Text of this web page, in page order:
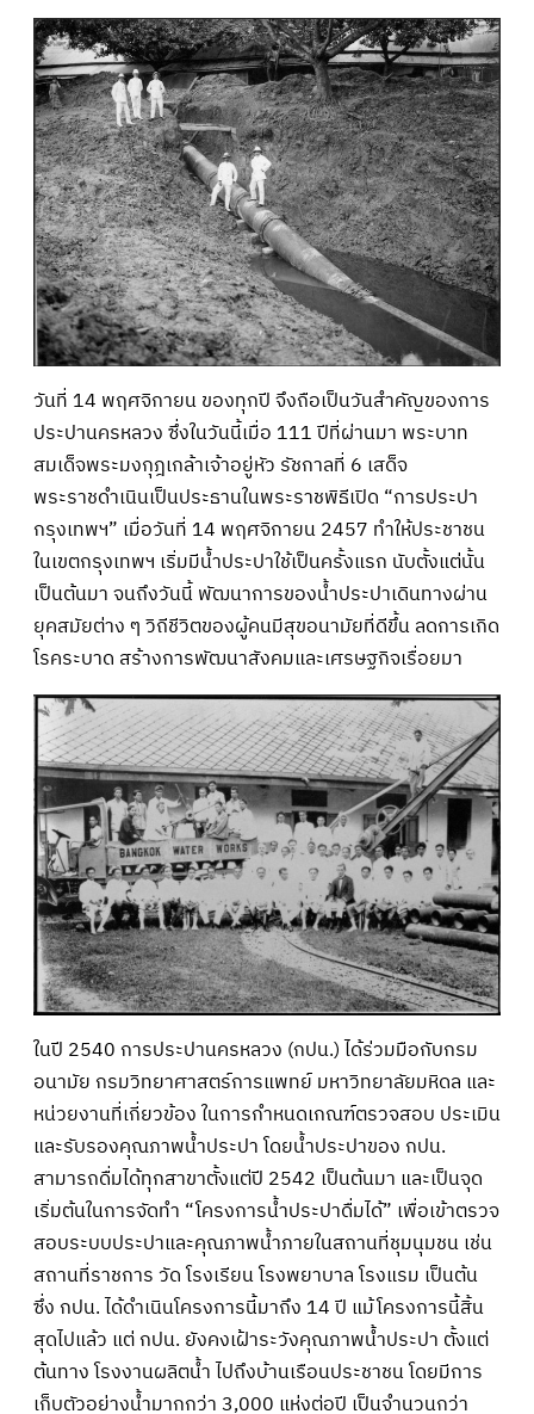
วันที่ 14 พฤศจิกายน ของทุกปี จึงถือเป็นวันสำคัญของการ
ประปานครหลวง ซึ่งในวันนี้เมื่อ 111 ปีที่ผ่านมา พระบาท
สมเด็จพระมงกุฎเกล้าเจ้าอยู่หัว รัชกาลที่ 6 เสด็จ
พระราชดำเนินเป็นประธานในพระราชพิธีเปิด “การประปา
กรุงเทพฯ” เมื่อวันที่ 14 พฤศจิกายน 2457 ทำให้ประชาชน
ในเขตกรุงเทพฯ เริ่มมีน้ำประปาใช้เป็นครั้งแรก นับตั้งแต่นั้น
เป็นต้นมา จนถึงวันนี้ พัฒนาการของน้ำประปาเดินทางผ่าน
ยุคสมัยต่าง ๆ วิถีชีวิตของผู้คนมีสุขอนามัยที่ดีขึ้น ลดการเกิด
โรคระบาด สร้างการพัฒนาสังคมและเศรษฐกิจเรื่อยมา
ในปี 2540 การประปานครหลวง (กปน.) ได้ร่วมมือกับกรม
อนามัย กรมวิทยาศาสตร์การแพทย์ มหาวิทยาลัยมหิดล และ
หน่วยงานที่เกี่ยวข้อง ในการกำหนดเกณฑ์ตรวจสอบ ประเมิน
และรับรองคุณภาพน้ำประปา โดยน้ำประปาของ กปน.
สามารถดื่มได้ทุกสาขาตั้งแต่ปี 2542 เป็นต้นมา และเป็นจุด
เริ่มต้นในการจัดทำ “โครงการน้ำประปาดื่มได้” เพื่อเข้าตรวจ
สอบระบบประปาและคุณภาพน้ำภายในสถานที่ชุมนุมชน เช่น
สถานที่ราชการ วัด โรงเรียน โรงพยาบาล โรงแรม เป็นต้น
ซึ่ง กปน. ได้ดำเนินโครงการนี้มาถึง 14 ปี แม้โครงการนี้สิ้น
สุดไปแล้ว แต่ กปน. ยังคงเฝ้าระวังคุณภาพน้ำประปา ตั้งแต่
ต้นทาง โรงงานผลิตน้ำ ไปถึงบ้านเรือนประชาชน โดยมีการ
เก็บตัวอย่างน้ำมากกว่า 3,000 แห่งต่อปี เป็นจำนวนกว่า